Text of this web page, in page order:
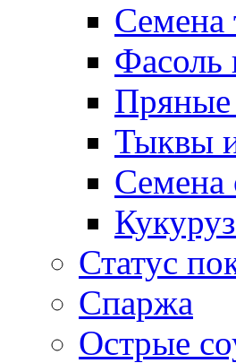
Семена
Фасоль
Пряные
Тыквы
Семена
Статус
Спаржа
Острые